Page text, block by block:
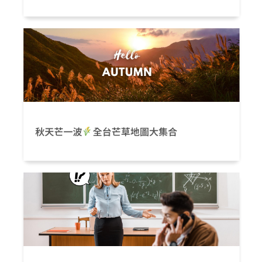
秋天芒一波 全台芒草地圖大集合